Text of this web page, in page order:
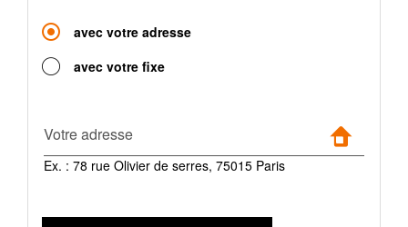
avec votre adresse
avec votre fixe
Votre adresse
Ex. : 78 rue Olivier de serres, 75015 Paris